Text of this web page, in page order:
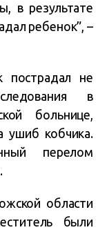
в результате
ребенок”, –
не
в
больнице,
ушиб кобчика.
перелом
области
были